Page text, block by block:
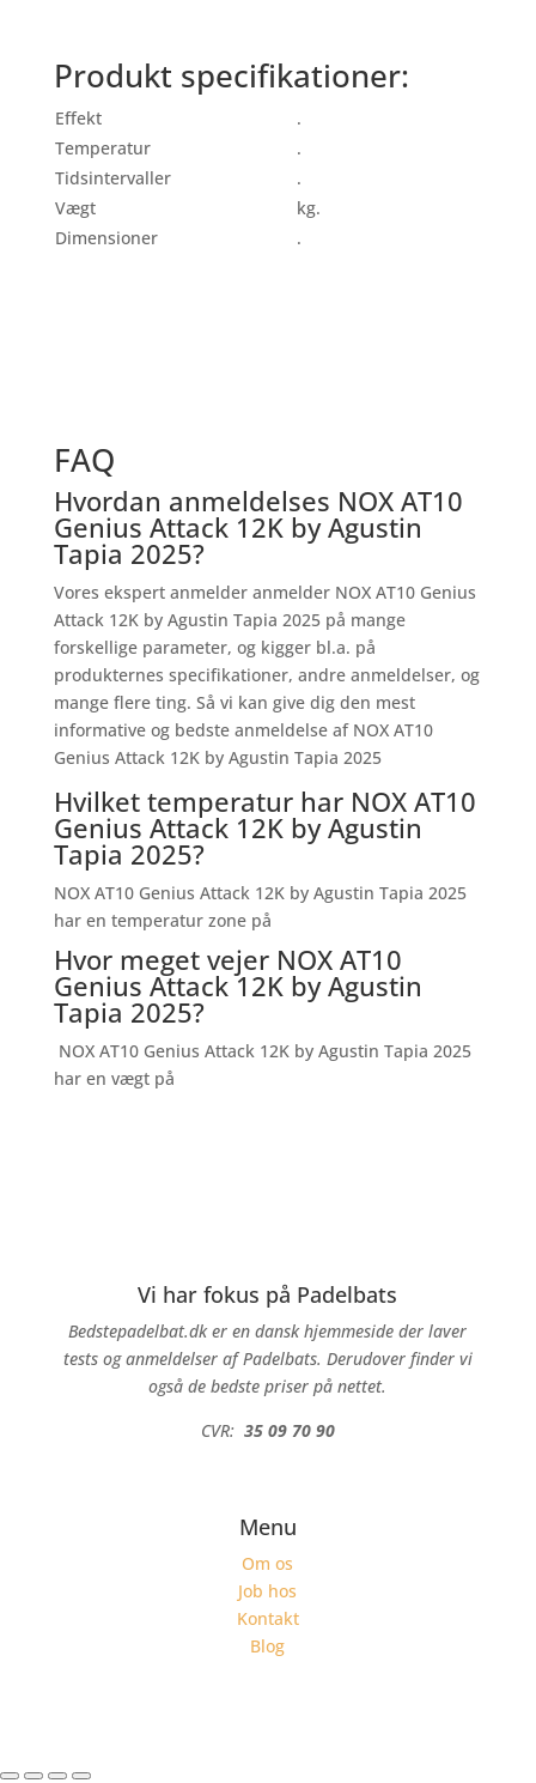
Produkt specifikationer:
Effekt
.
Temperatur
.
Tidsintervaller
.
Vægt
kg.
Dimensioner
.
FAQ
Hvordan anmeldelses NOX AT10
Genius Attack 12K by Agusti­n
Tapia 2025?
Vores ekspert anmelder anmelder NOX AT10 Genius
Attack 12K by Agusti­n Tapia 2025 på mange
forskellige parameter, og kigger bl.a. på
produkternes specifikationer, andre anmeldelser, og
mange flere ting. Så vi kan give dig den mest
informative og bedste anmeldelse af NOX AT10
Genius Attack 12K by Agusti­n Tapia 2025
Hvilket temperatur har NOX AT10
Genius Attack 12K by Agusti­n
Tapia 2025?
NOX AT10 Genius Attack 12K by Agusti­n Tapia 2025
har en temperatur zone på
Hvor meget vejer NOX AT10
Genius Attack 12K by Agusti­n
Tapia 2025?
NOX AT10 Genius Attack 12K by Agusti­n Tapia 2025
har en vægt på
Vi har fokus på Padelbats
Bedstepadelbat.dk er en dansk hjemmeside der laver
tests og anmeldelser af Padelbats. Derudover finder vi
også de bedste priser på nettet.
CVR: 35 09 70 90
Menu
Om os
Job hos
Kontakt
Blog